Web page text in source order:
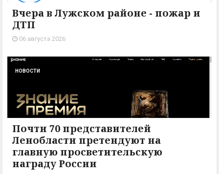
Вчера в Лужском районе - пожар и
ДТП
06 августа 2026
НОВОСТИ
Почти 70 представителей
Ленобласти претендуют на
главную просветительскую
награду России